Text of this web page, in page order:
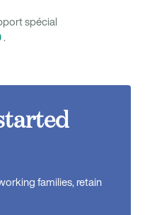
spécial
.
families, retain